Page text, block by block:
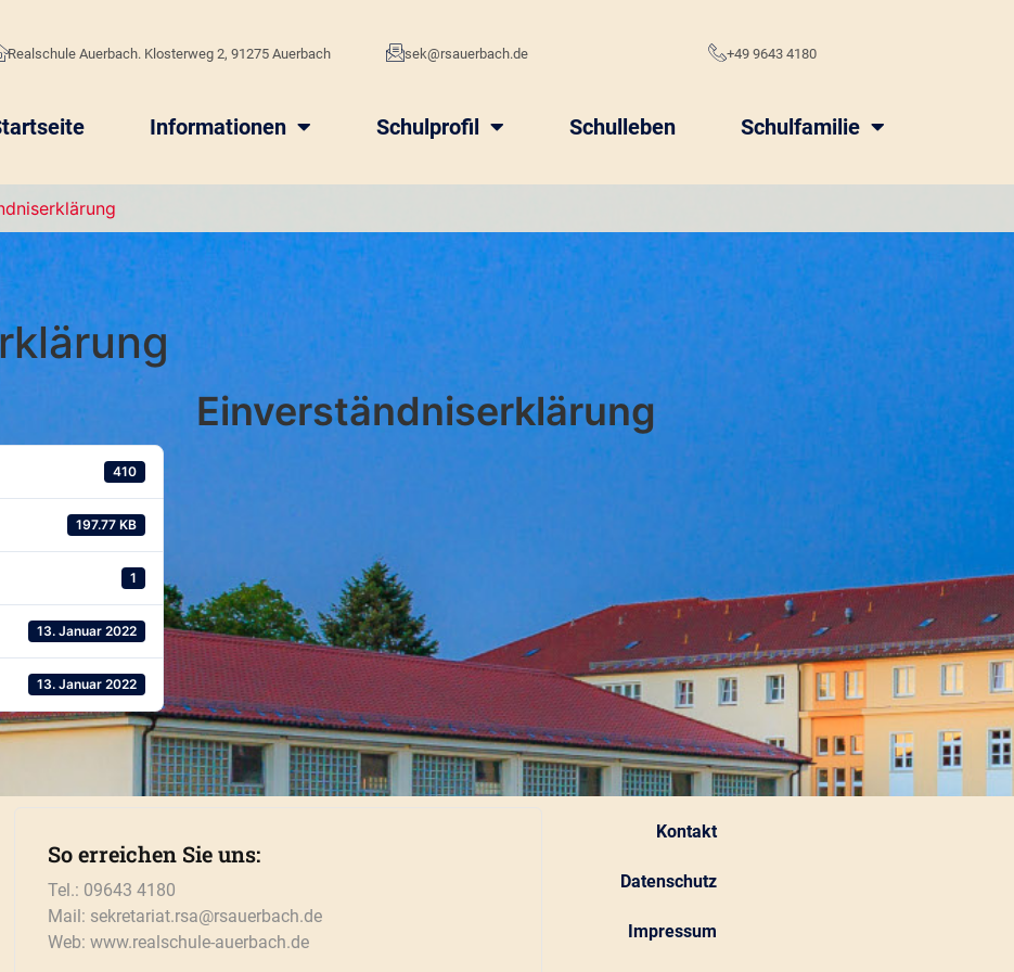
Realschule Auerbach. Klosterweg 2, 91275 Auerbach sek@rsauerbach.de +49 9643 4180
Informationen Schulprofil Schulleben Schulfamilie
410
197.77 KB
1
13. Januar 2022
13. Januar 2022
Einverständniserklärung
So erreichen Sie uns:
Tel.: 09643 4180
Mail: sekretariat.rsa@rsauerbach.de
Web: www.realschule-auerbach.de
Kontakt
Datenschutz
Impressum